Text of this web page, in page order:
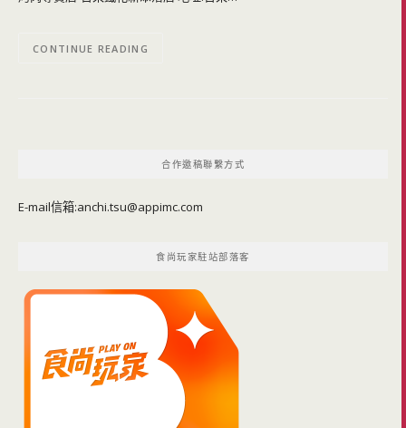
CONTINUE READING
合作邀稿聯繫方式
E-mail信箱:anchi.tsu@appimc.com
食尚玩家駐站部落客